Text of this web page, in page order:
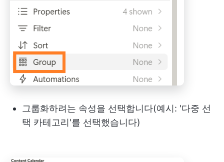
그룹화하려는 속성을 선택합니다(예시: '다중 선
택 카테고리'를 선택했습니다)